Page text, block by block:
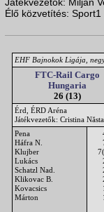
Játékvezetők: Miljan
Élő közvetítés: Sport1
EHF Bajnokok Ligája,
FTC-Rail Cargo
Hungaria
26 (13)
Érd, ÉRD Aréna
Játékvezetők: Cristina
Pena
Háfra N.
Klujber
Lukács
Schatzl Nad.
Klikovac B.
Kovacsics
Márton
1
1